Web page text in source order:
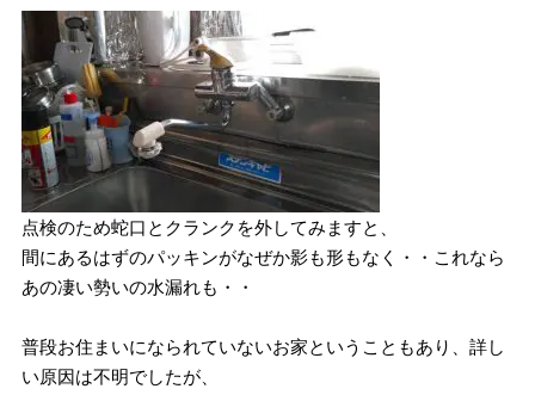
点検のため蛇口とクランクを外してみますと、
間にあるはずのパッキンがなぜか影も形もなく・・これなら
あの凄い勢いの水漏れも・・
普段お住まいになられていないお家ということもあり、詳し
い原因は不明でしたが、